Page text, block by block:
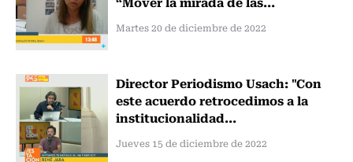
Martes 20 de diciembre de 2022
Director Periodismo Usach: "Con
este acuerdo retrocedimos a la
institucionalidad...
Jueves 15 de diciembre de 2022